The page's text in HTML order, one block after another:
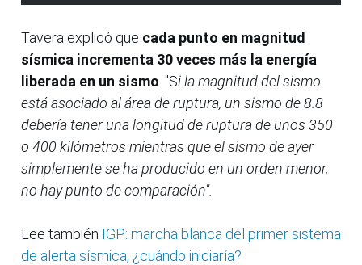
Tavera explicó que cada punto en magnitud
sísmica incrementa 30 veces más la energía
liberada en un sismo . "Si la magnitud del sismo
está asociado al área de ruptura, un sismo de 8.8
debería tener una longitud de ruptura de unos 350
o 400 kilómetros mientras que el sismo de ayer
simplemente se ha producido en un orden menor,
no hay punto de comparación".
Lee también IGP: marcha blanca del primer sistema
de alerta sísmica, ¿cuándo iniciaría?